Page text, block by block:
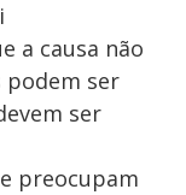
a causa não
podem ser
ser
preocupam